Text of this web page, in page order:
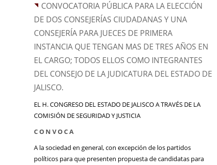
CONVOCATORIA PÚBLICA PARA LA ELECCIÓN
DE DOS CONSEJERÍAS CIUDADANAS Y UNA
CONSEJERÍA PARA JUECES DE PRIMERA
INSTANCIA QUE TENGAN MAS DE TRES AÑOS EN
EL CARGO; TODOS ELLOS COMO INTEGRANTES
DEL CONSEJO DE LA JUDICATURA DEL ESTADO DE
JALISCO.
EL H. CONGRESO DEL ESTADO DE JALISCO A TRAVÉS DE LA
COMISIÓN DE SEGURIDAD Y JUSTICIA
C O N V O C A
A la sociedad en general, con excepción de los partidos
políticos para que presenten propuesta de candidatas para